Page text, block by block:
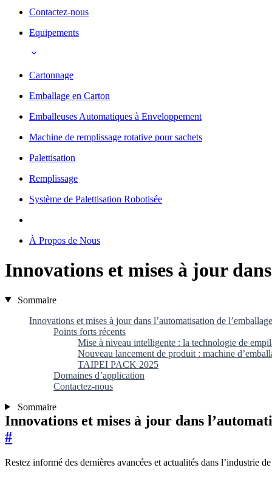
Contactez-nous
Equipements
Cartonnage
Emballage en Carton
Emballeuses Automatiques à Enveloppement
Machine de remplissage rotative pour sachets
Palettisation
Remplissage
Système de Palettisation Robotisée
À Propos de Nous
Innovations et mises à jour
Sommaire
Innovations et mises à jour dans l’automatisation de l’emballage
Points forts récents
Mise à niveau intelligente : la technologie de
Nouveau lancement de produit : machine
TAIPEI PACK 2025
Domaines d’application
Contactez-nous
Sommaire
Innovations et mises à jour dans
#
Restez informé des dernières avancées et actualités dans l’industrie